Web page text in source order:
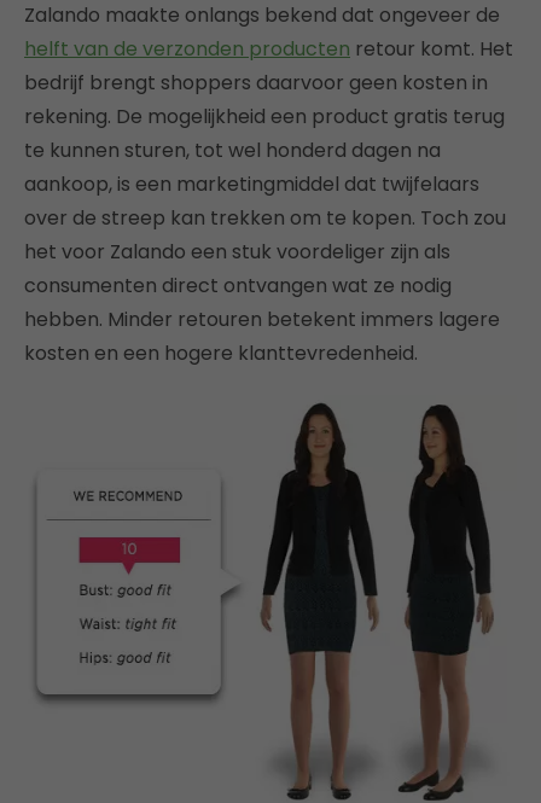
Zalando maakte onlangs bekend dat ongeveer de
helft van de verzonden producten retour komt. Het
bedrijf brengt shoppers daarvoor geen kosten in
rekening. De mogelijkheid een product gratis terug
te kunnen sturen, tot wel honderd dagen na
aankoop, is een marketingmiddel dat twijfelaars
over de streep kan trekken om te kopen. Toch zou
het voor Zalando een stuk voordeliger zijn als
consumenten direct ontvangen wat ze nodig
hebben. Minder retouren betekent immers lagere
kosten en een hogere klanttevredenheid.